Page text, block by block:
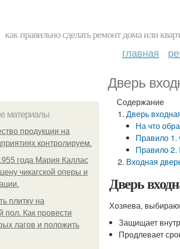
как правильно сделать ремонт дома или
главная
Дверь
материалы
продукции на
контролируем.
года Мария Каллас
чикагской оперы и
плитку на
пол. Как провести
лагов и положить
Содержание
Дверь
На что
Правило 1.
Правило 2.
Входная
Дверь
Хозяева,
Защищает
Продлевает